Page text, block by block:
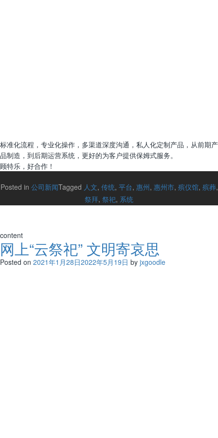
标准化流程，专业化操作，多渠道深度沟通，私人化定制产品，从前期产
品制造，到后期运营系统，更好的为客户提供保姆式服务。
顾特乐，好合作！
Posted in 公司新闻Tagged 人文, 传统, 平台, 惠州, 惠州市, 殡仪馆, 殡葬,
祭拜, 祭祀, 系统
content
网上“云祭祀” 文明寄哀思
Posted on 2021年1月28日2022年5月19日 by jxgoodle